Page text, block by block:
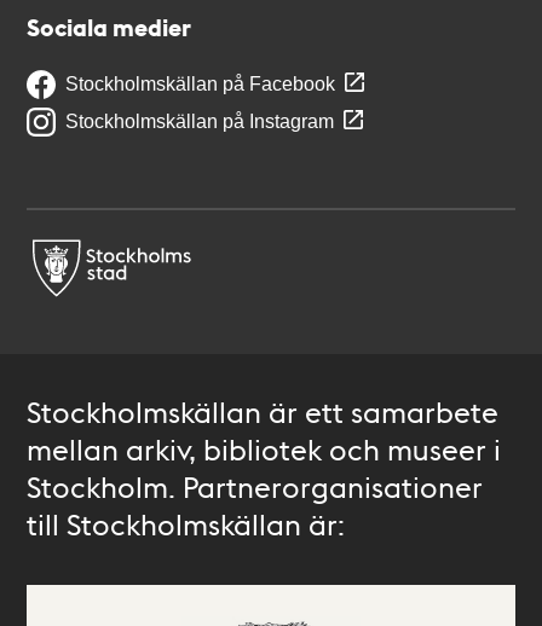
Sociala medier
Stockholmskällan på Facebook
Stockholmskällan på Instagram
Stockholmskällan är ett samarbete
mellan arkiv, bibliotek och museer i
Stockholm. Partnerorganisationer
till Stockholmskällan är: